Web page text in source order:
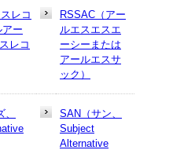
レコ
ー
レコ
RSSAC（アー
ルエスエスエ
ーシーまたは
アールエスサ
ック）
SAN（サン、
Subject
Alternative